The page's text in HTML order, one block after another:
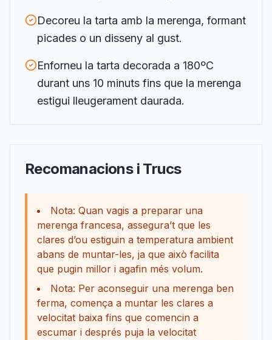
Decoreu la tarta amb la merenga, formant
picades o un disseny al gust.
Enforneu la tarta decorada a 180ºC
durant uns 10 minuts fins que la merenga
estigui lleugerament daurada.
Recomanacions i Trucs
Nota: Quan vagis a preparar una
merenga francesa, assegura’t que les
clares d’ou estiguin a temperatura ambient
abans de muntar-les, ja que això facilita
que pugin millor i agafin més volum.
Nota: Per aconseguir una merenga ben
ferma, comença a muntar les clares a
velocitat baixa fins que comencin a
escumar i després puja la velocitat